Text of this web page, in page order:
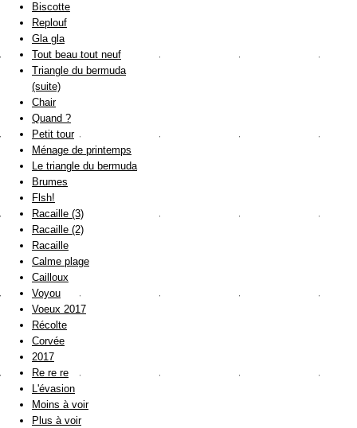
Biscotte
Replouf
Gla gla
Tout beau tout neuf
Triangle du bermuda
(suite)
Chair
Quand ?
Petit tour
Ménage de printemps
Le triangle du bermuda
Brumes
Flsh!
Racaille (3)
Racaille (2)
Racaille
Calme plage
Cailloux
Voyou
Voeux 2017
Récolte
Corvée
2017
Re re re
L'évasion
Moins à voir
Plus à voir